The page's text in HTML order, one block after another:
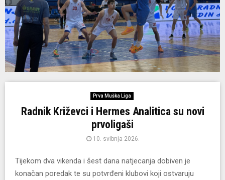
Prva Muška Liga
Radnik Križevci i Hermes Analitica su novi
prvoligaši
10. svibnja 2026.
Tijekom dva vikenda i šest dana natjecanja dobiven je
konačan poredak te su potvrđeni klubovi koji ostvaruju